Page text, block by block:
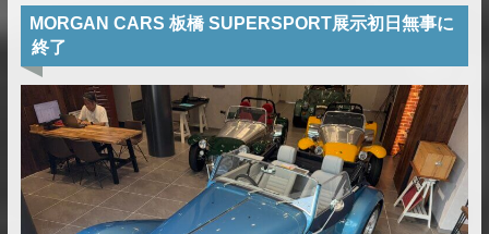
MORGAN CARS 板橋 SUPERSPORT展示初日無事に
終了